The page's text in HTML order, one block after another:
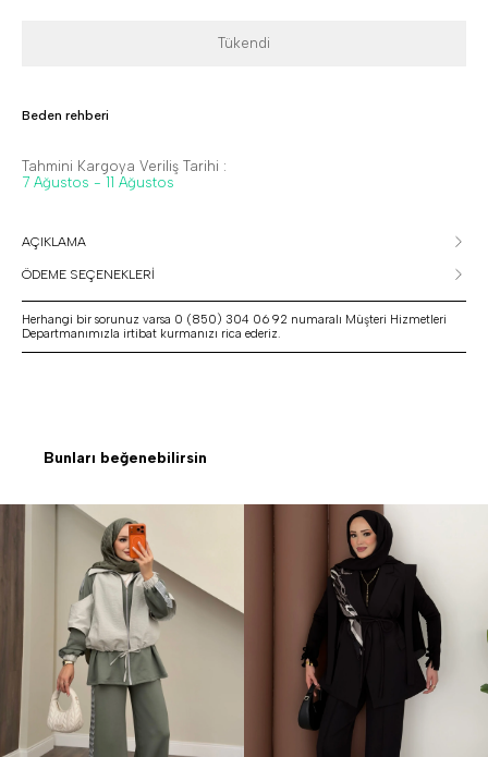
Tükendi
Beden rehberi
Tahmini Kargoya Veriliş Tarihi :
7 Ağustos - 11 Ağustos
AÇIKLAMA
ÖDEME SEÇENEKLERİ
Herhangi bir sorunuz varsa 0 (850) 304 06 92 numaralı Müşteri Hizmetleri
Departmanımızla irtibat kurmanızı rica ederiz.
Bunları beğenebilirsin